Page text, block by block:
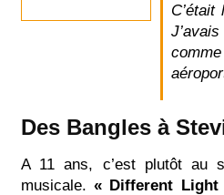
C’était
Des Bangles à
A 11 ans, c’est plutôt au
musicale.« Different